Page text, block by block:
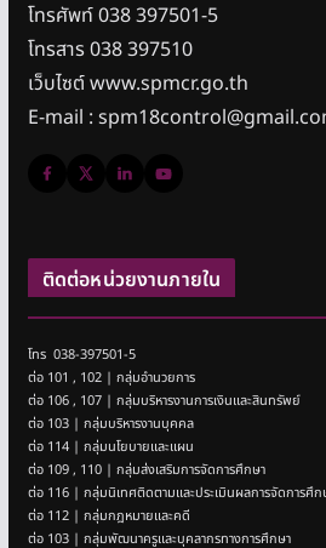
โทรศัพท์ 038 397501-5
โทรสาร 038 397510
เว็บไซต์ www.spmcr.go.th
E-mail :
ติดต่อหน่วยงานภายใน
โทร 038-397501-5
ต่อ 101 , 102 | กลุ่มอำนวยการ
ต่อ 106 , 107 | กลุ่มบริหารงานการเงินและสินทรัพย์
ต่อ 103 | กลุ่มบริหารงานบุคคล
ต่อ 114 | กลุ่มนโยบายและแผน
ต่อ 109 , 110 | กลุ่มส่งเสริมการจัดการศึกษา
ต่อ 116 | กลุ่มนิเทศติดตามและประเมินผลการจัดการศึก
ต่อ 112 | กลุ่มกฎหมายและคดี
ต่อ 103 | กลุ่มพัฒนาครูและบุคลากรทางการศึกษา